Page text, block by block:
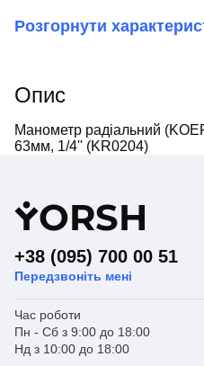
Розгорнути
Опис
Манометр радіальний
63мм, 1/4'' (KR0204)
YORSH
+38 (095) 700 00 51
Передзвоніть мені
Час роботи
Пн - Сб з 9:00 до 18:00
Нд з 10:00 до 18:00